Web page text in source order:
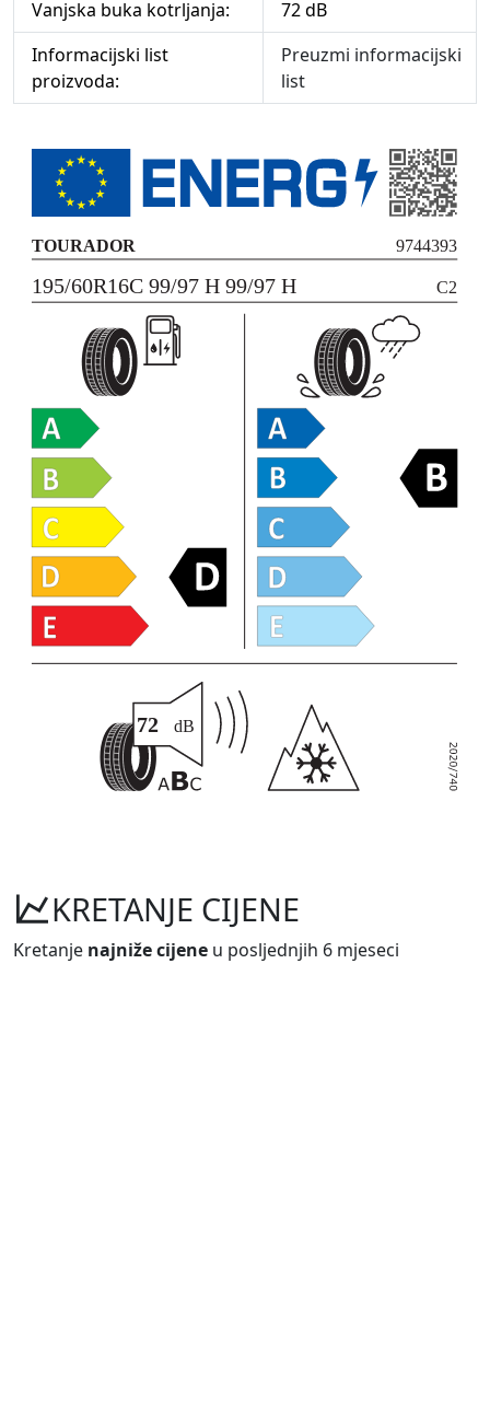
Vanjska buka kotrljanja:
72 dB
Informacijski list
proizvoda:
Preuzmi informacijski
list
KRETANJE CIJENE
Kretanje najniže cijene u posljednjih 6 mjeseci